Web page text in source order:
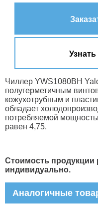
Чиллер YWS1080BH
полугерметичным
кожухотрубным и
обладает
потребляемой
равен 4,75.
Стоимость продукции
индивидуально.
Аналогичные